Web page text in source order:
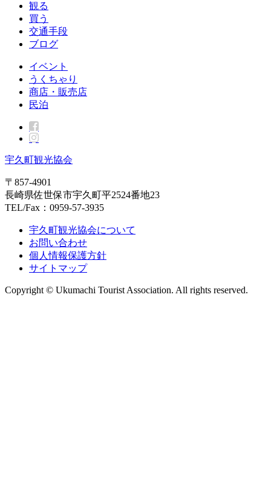
観る
買う
交通手段
ブログ
イベント
うくちゃり
商店・販売店
民泊
宇久町観光協会
〒857-4901
長崎県佐世保市宇久町平2524番地23
TEL/Fax：0959-57-3935
宇久町観光協会について
お問い合わせ
個人情報保護方針
サイトマップ
Copyright © Ukumachi Tourist Association. All rights reserved.